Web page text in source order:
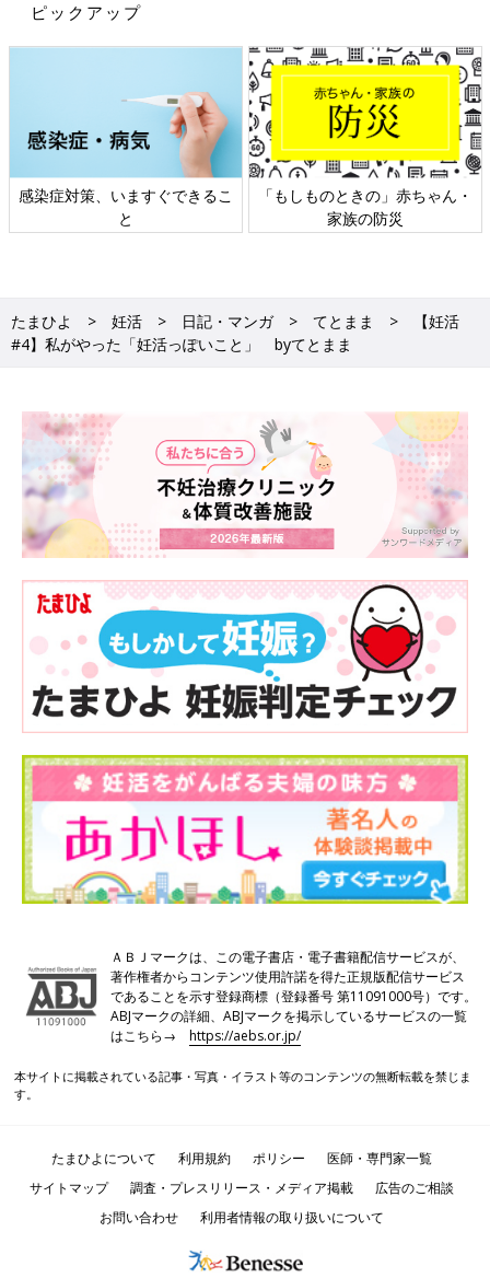
ピックアップ
感染症対策、いますぐできるこ
と
「もしものときの」赤ちゃん・
家族の防災
たまひよ 妊活 日記・マンガ てとまま
【妊活
#4】私がやった「妊活っぽいこと」 byてとまま
ＡＢＪマークは、この電子書店・電子書籍配信サービスが、
著作権者からコンテンツ使用許諾を得た正規版配信サービス
であることを示す登録商標（登録番号 第11091000号）です。
ABJマークの詳細、ABJマークを掲示しているサービスの一覧
はこちら→https://aebs.or.jp/
本サイトに掲載されている記事・写真・イラスト等のコンテンツの無断転載を禁じま
す。
たまひよについて 利用規約 ポリシー
医師・専門家一覧
サイトマップ
調査・プレスリリース・メディア掲載
広告のご相談
お問い合わせ
利用者情報の取り扱いについて